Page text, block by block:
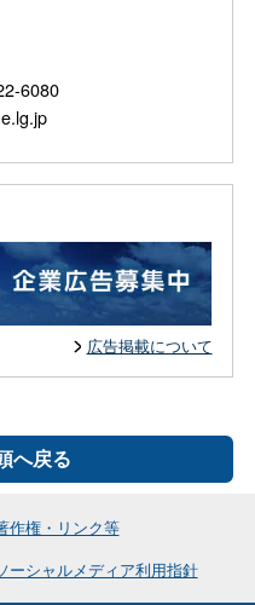
6080
広告掲載について
へ戻る
作権・リンク等
ーシャルメディア利用指針